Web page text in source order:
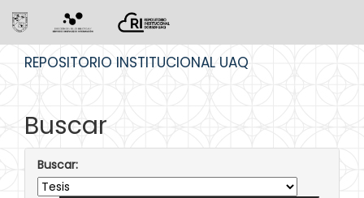
REPOSITORIO INSTITUCIONAL UAQ
Buscar
Buscar: